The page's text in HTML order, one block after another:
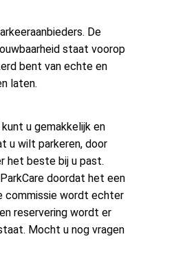
De
staat voorop
bent van echte en
laten.
u gemakkelijk en
u wilt parkeren, door
het beste bij u past.
doordat het een
commissie wordt echter
reservering wordt er
Mocht u nog vragen